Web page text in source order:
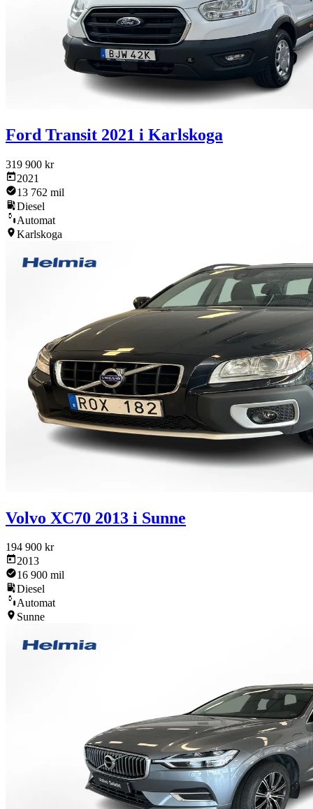
Ford Transit 2021 i Karlskoga
319 900 kr
2021
13 762 mil
Diesel
Automat
Karlskoga
Volvo XC70 2013 i Sunne
194 900 kr
2013
16 900 mil
Diesel
Automat
Sunne